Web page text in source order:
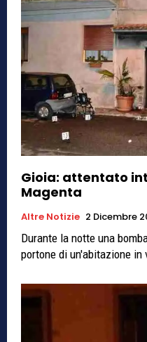
Gioia: attentato
Magenta
Altre Notizie 2 Dicembre
Durante la notte una
portone di un'abitazione in